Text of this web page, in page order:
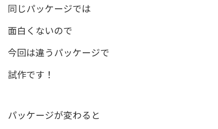
同じパッケージでは
面白くないので
今回は違うパッケージで
試作です！
パッケージが変わると